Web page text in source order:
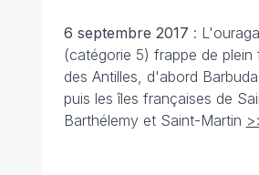
6 septembre 2017 :
(catégorie 5) frappe de
des Antilles, d'abord
puis les îles françaises de
Barthélemy et Saint-Martin